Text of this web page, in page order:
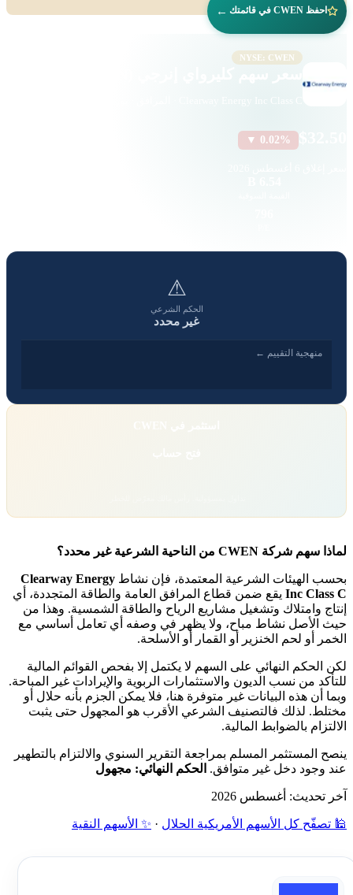
احفظ CWEN في قائمتك ←
NYSE: CWEN
▼ 0.02%
⚠
الحكم الشرعي
غير محدد
منهجية التقييم ←
لماذا سهم شركة CWEN من الناحية الشرعية غير محدد؟
بحسب الهيئات الشرعية المعتمدة، فإن نشاط Clearway Energy
Inc Class Cيقع ضمن قطاع المرافق العامة والطاقة المتجددة، أي
إنتاج وامتلاك وتشغيل مشاريع الرياح والطاقة الشمسية. وهذا من
حيث الأصل نشاط مباح، ولا يظهر في وصفه أي تعامل أساسي مع
الخمر أو لحم الخنزير أو القمار أو الأسلحة.
لكن الحكم النهائي على السهم لا يكتمل إلا بفحص القوائم المالية
للتأكد من نسب الديون والاستثمارات الربوية والإيرادات غير المباحة.
وبما أن هذه البيانات غير متوفرة هنا، فلا يمكن الجزم بأنه حلال أو
مختلط. لذلك فالتصنيف الشرعي الأقرب هو المجهول حتى يثبت
الالتزام بالضوابط المالية.
ينصح المستثمر المسلم بمراجعة التقرير السنوي والالتزام بالتطهير
عند وجود دخل غير متوافق. الحكم النهائي: مجهول
آخر تحديث: أغسطس 2026
🕌 تصفّح كل الأسهم الأمريكية الحلال · ✨ الأسهم النقية